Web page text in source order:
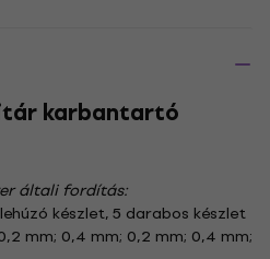
karbantartó
általi fordítás:
készlet, 5 darabos készlet
mm; 0,4 mm; 0,2 mm; 0,4 mm;